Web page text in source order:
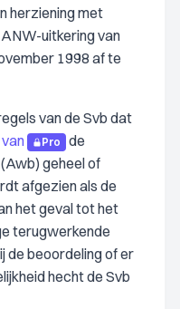
herziening met
uitkering van
1998 af te
van de Svb dat
Pro
de
geheel of
afgezien als de
het geval tot het
terugwerkende
de beoordeling of er
hecht de Svb